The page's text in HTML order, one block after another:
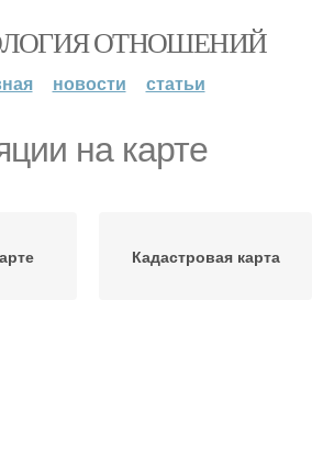
ОТНОШЕНИЙ
новости статьи
на карте
Кадастровая карта